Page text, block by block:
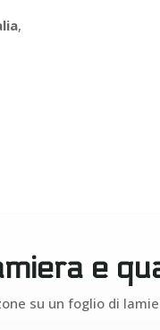
,
e
su un foglio di